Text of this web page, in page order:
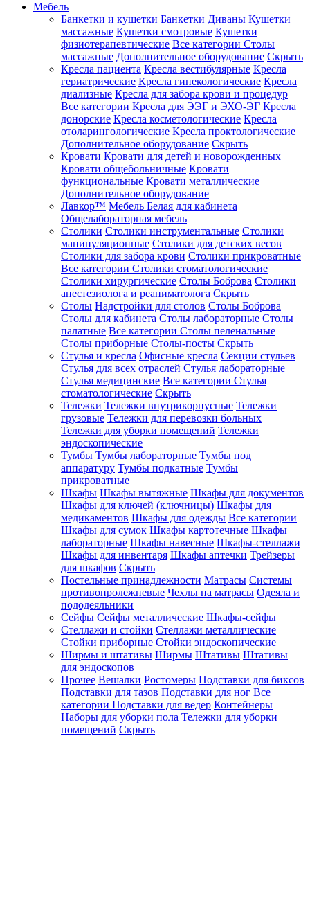
Мебель
Банкетки и кушетки Банкетки Диваны Кушетки
массажные Кушетки смотровые Кушетки
физиотерапевтические Все категории Столы
массажные Дополнительное оборудование Скрыть
Кресла пациента Кресла вестибулярные Кресла
гериатрические Кресла гинекологические Кресла
диализные Кресла для забора крови и процедур
Все категории Кресла для ЭЭГ и ЭХО-ЭГ Кресла
донорские Кресла косметологические Кресла
отоларингологические Кресла проктологические
Дополнительное оборудование Скрыть
Кровати Кровати для детей и новорожденных
Кровати общебольничные Кровати
функциональные Кровати металлические
Дополнительное оборудование
Лавкор™ Мебель Белая для кабинета
Общелабораторная мебель
Столики Столики инструментальные Столики
манипуляционные Столики для детских весов
Столики для забора крови Столики прикроватные
Все категории Столики стоматологические
Столики хирургические Столы Боброва Столики
анестезиолога и реаниматолога Скрыть
Столы Надстройки для столов Столы Боброва
Столы для кабинета Столы лабораторные Столы
палатные Все категории Столы пеленальные
Столы приборные Столы-посты Скрыть
Стулья и кресла Офисные кресла Секции стульев
Стулья для всех отраслей Стулья лабораторные
Стулья медицинские Все категории Стулья
стоматологические Скрыть
Тележки Тележки внутрикорпусные Тележки
грузовые Тележки для перевозки больных
Тележки для уборки помещений Тележки
эндоскопические
Тумбы Тумбы лабораторные Тумбы под
аппаратуру Тумбы подкатные Тумбы
прикроватные
Шкафы Шкафы вытяжные Шкафы для документов
Шкафы для ключей (ключницы) Шкафы для
медикаментов Шкафы для одежды Все категории
Шкафы для сумок Шкафы картотечные Шкафы
лабораторные Шкафы навесные Шкафы-стеллажи
Шкафы для инвентаря Шкафы аптечки Трейзеры
для шкафов Скрыть
Постельные принадлежности Матрасы Системы
противопролежневые Чехлы на матрасы Одеяла и
пододеяльники
Сейфы Сейфы металлические Шкафы-сейфы
Стеллажи и стойки Стеллажи металлические
Стойки приборные Стойки эндоскопические
Ширмы и штативы Ширмы Штативы Штативы
для эндоскопов
Прочее Вешалки Ростомеры Подставки для биксов
Подставки для тазов Подставки для ног Все
категории Подставки для ведер Контейнеры
Наборы для уборки пола Тележки для уборки
помещений Скрыть